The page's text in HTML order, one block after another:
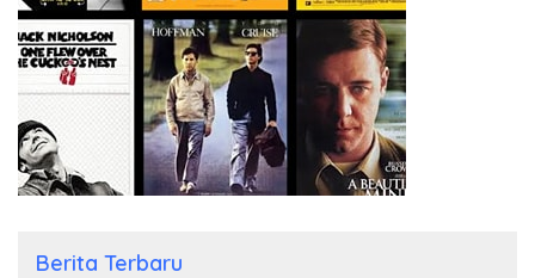
Berita Terbaru